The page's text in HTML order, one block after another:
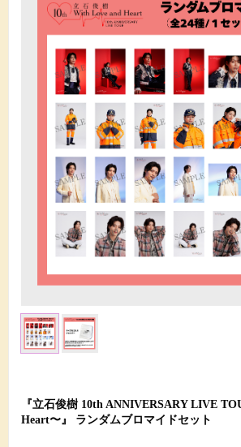
『立石俊樹 10th ANNIVERSARY LIVE
Heart〜』 ランダムブロマイドセット